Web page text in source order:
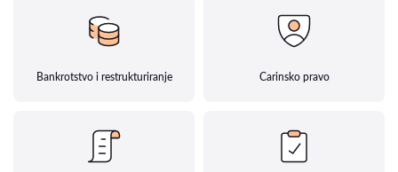
Bankrotstvo i restrukturiranje Carinsko pravo